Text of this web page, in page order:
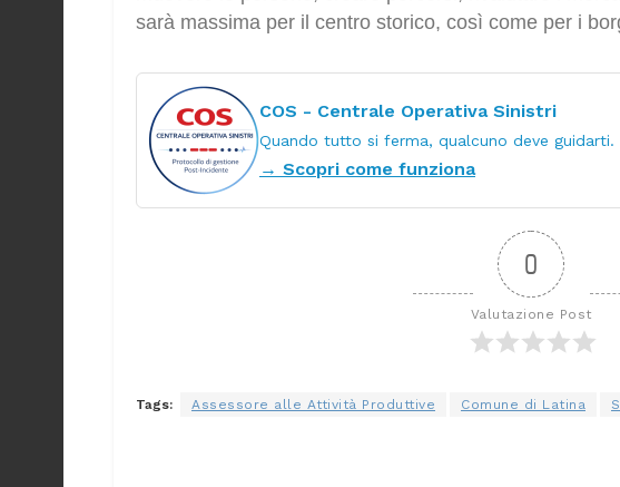
sarà massima per il centro storico, così come per i
COS - Centrale Operativa Sinistri
Quando tutto si ferma, qualcuno deve guidarti.
→ Scopri come funziona
0
Valutazione Post
Tags: Assessore alle Attività Produttive Comune di Latina